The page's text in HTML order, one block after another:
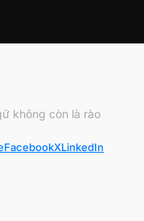
không còn là rào
FacebookXLinkedIn